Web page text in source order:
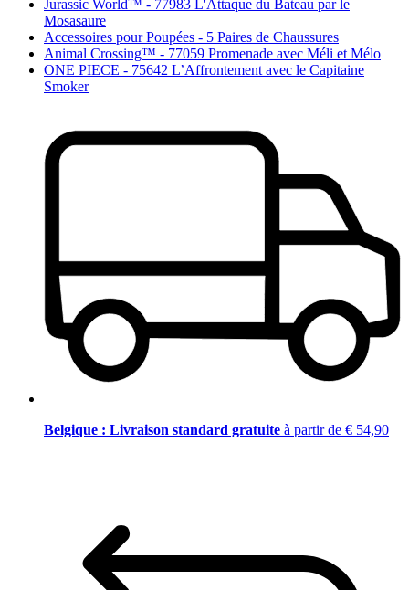
Jurassic World™ - 77983 L'Attaque du Bateau par le
Mosasaure
Accessoires pour Poupées - 5 Paires de Chaussures
Animal Crossing™ - 77059 Promenade avec Méli et Mélo
ONE PIECE - 75642 L’Affrontement avec le Capitaine
Smoker
Belgique : Livraison standard gratuite à partir de € 54,90